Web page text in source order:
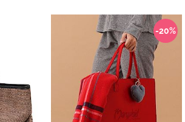
-20%